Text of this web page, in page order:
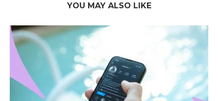
YOU MAY ALSO LIKE